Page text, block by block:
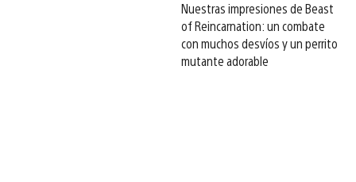
Nuestras impresiones de Beast
of Reincarnation: un combate
con muchos desvíos y un perrito
mutante adorable